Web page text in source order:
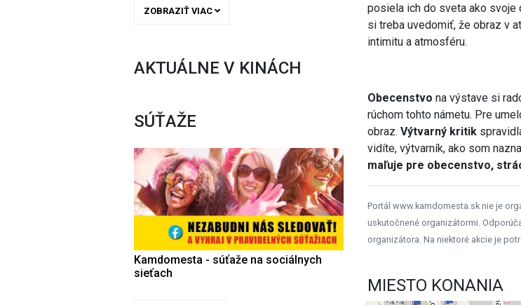
ZOBRAZIŤ VIAC
AKTUÁLNE V KINÁCH
SÚŤAŽE
Kamdomesta - súťaže na sociálnych
sieťach
posiela ich do sveta ako svoje
si treba uvedomiť, že obraz v
intimitu a atmosféru.
Obecenstvo na výstave si
rúchom tohto námetu. Pre
obraz.Výtvarný kritik
vidíte, výtvarník, ako som
maľuje pre obecenstvo,
Portál www.kamdomesta.sk nie je
uskutočnené organizátormi.
organizátora. Na niektoré akcie je
MIESTO KONANIA